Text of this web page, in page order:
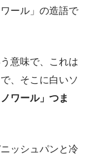
ール」の造語で
意味で、これは
、そこに白いソ
ノワール」つま
ッシュパンと冷